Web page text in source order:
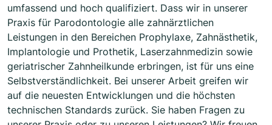
umfassend und hoch qualifiziert. Dass wir in unserer
Praxis für Parodontologie alle zahnärztlichen
Leistungen in den Bereichen Prophylaxe, Zahnästhetik,
Implantologie und Prothetik, Laserzahnmedizin sowie
geriatrischer Zahnheilkunde erbringen, ist für uns eine
Selbstverständlichkeit. Bei unserer Arbeit greifen wir
auf die neuesten Entwicklungen und die höchsten
technischen Standards zurück. Sie haben Fragen zu